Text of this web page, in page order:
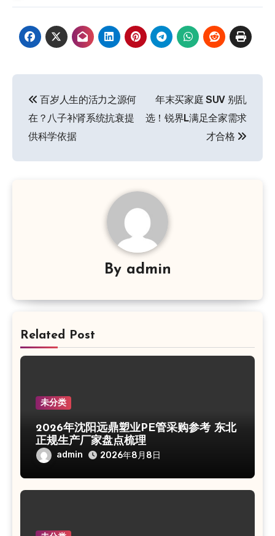
章
导
航
百岁人生的活力之源何
在？八子补肾系统抗衰提
供科学依据
年末买家庭 SUV 别乱
选！锐界L满足全家需求
才合格
By admin
Related Post
未分类
2026年沈阳远鼎塑业PE管采购参考 东北
正规生产厂家盘点梳理
admin 2026年8月8日